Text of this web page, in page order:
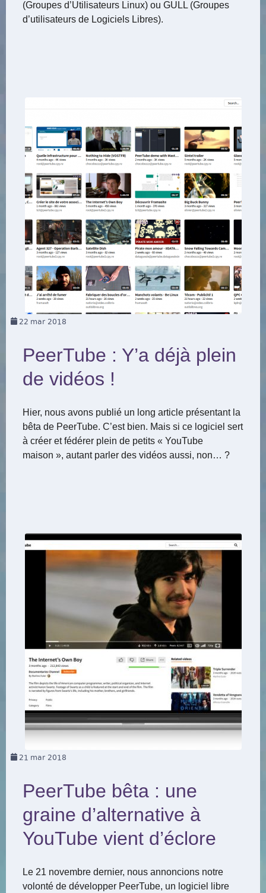
(Groupes d’Utilisateurs Linux) ou GULL (Groupes
d’utilisateurs de Logiciels Libres).
22 mar 2018
PeerTube : Y’a déjà plein
de vidéos !
Hier, nous avons publié un long article présentant la
bêta de PeerTube. C’est bien. Mais si ce logiciel sert
à créer et fédérer plein de petits « YouTube
maison », autant parler des vidéos aussi, non… ?
21 mar 2018
PeerTube bêta : une
graine d’alternative à
YouTube vient d’éclore
Le 21 novembre dernier, nous annoncions notre
volonté de développer PeerTube, un logiciel libre